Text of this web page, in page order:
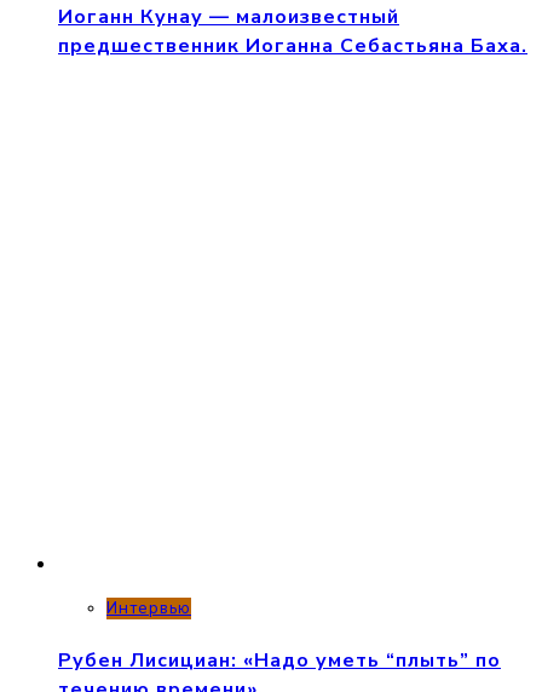
Иоганн Кунау — малоизвестный
предшественник Иоганна Себастьяна Баха.
Интервью
Рубен Лисициан: «Надо уметь “плыть” по